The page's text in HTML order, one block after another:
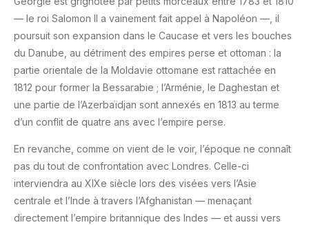
— le roi Salomon II a vainement fait appel à Napoléon —, il
poursuit son expansion dans le Caucase et vers les bouches
du Danube, au détriment des empires perse et ottoman : la
partie orientale de la Moldavie ottomane est rattachée en
1812 pour former la Bessarabie ; l’Arménie, le Daghestan et
une partie de l’Azerbaïdjan sont annexés en 1813 au terme
d’un conflit de quatre ans avec l’empire perse.
En revanche, comme on vient de le voir, l’époque ne connaît
pas du tout de confrontation avec Londres. Celle-ci
interviendra au XIXe siècle lors des visées vers l’Asie
centrale et l’Inde à travers l’Afghanistan — menaçant
directement l’empire britannique des Indes — et aussi vers